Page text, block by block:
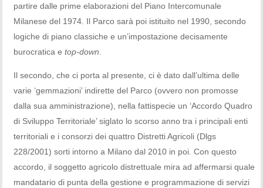
partire dalle prime elaborazioni del Piano Intercomunale
Milanese del 1974. Il Parco sarà poi istituito nel 1990, secondo
logiche di piano classiche e un’impostazione decisamente
burocratica e top-down
Il secondo, che ci porta al presente, ci è dato dall’ultima delle
varie ‘gemmazioni’ indirette del Parco (ovvero non promosse
dalla sua amministrazione), nella fattispecie un ‘Accordo Quadro
di Sviluppo Territoriale’ siglato lo scorso anno tra i principali enti
territoriali e i consorzi dei quattro Distretti Agricoli (Dlgs
228/2001) sorti intorno a Milano dal 2010 in poi. Con questo
accordo, il soggetto agricolo distrettuale mira ad affermarsi quale
mandatario di punta della gestione e programmazione di servizi